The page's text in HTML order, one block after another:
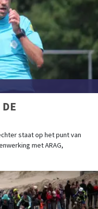
staat op het punt van
met ARAG,